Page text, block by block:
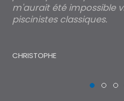
m'aurait été impossible
piscinistes classiques.
CHRISTOPHE